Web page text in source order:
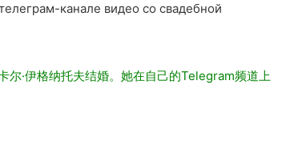
канале видео со свадебной
尔·伊格纳托夫结婚。她在自己的Telegram频道上